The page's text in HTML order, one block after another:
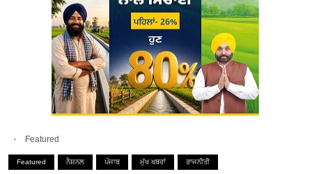
Featured
Featured ਨੈਸ਼ਨਲ ਪੰਜਾਬ ਮੁੱਖ ਖਬਰਾਂ ਰਾਜਨੀਤੀ